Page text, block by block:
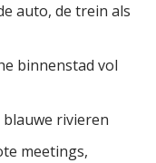
auto, de trein als
binnenstad vol
rivieren
meetings,